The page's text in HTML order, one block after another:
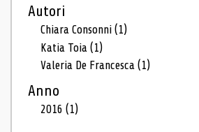
Autori
Chiara Consonni(1)
Katia Toia(1)
Valeria De Francesca(1)
Anno
2016(1)